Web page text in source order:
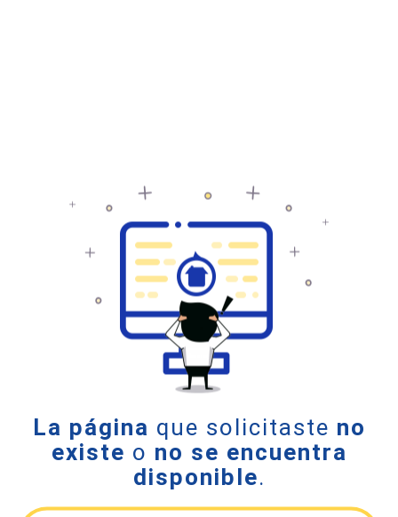
La página que solicitaste no
existe o no se encuentra
disponible.